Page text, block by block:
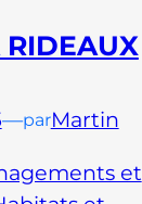
RIDEAUX
—parMartin
et